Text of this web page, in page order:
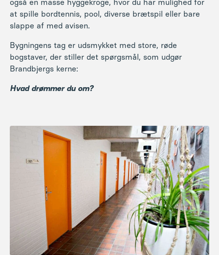
også en masse hyggekroge, hvor du har mulighed for
at spille bordtennis, pool, diverse brætspil eller bare
slappe af med avisen.
Bygningens tag er udsmykket med store, røde
bogstaver, der stiller det spørgsmål, som udgør
Brandbjergs kerne:
Hvad drømmer du om?